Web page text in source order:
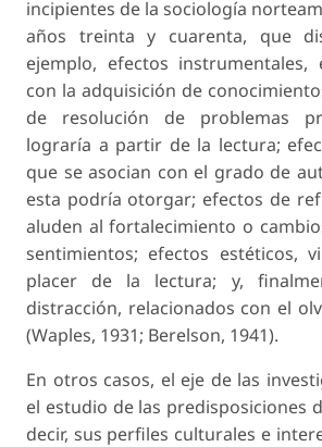
incipientes de la sociología
años treinta y cuarenta, que
ejemplo, efectos instrumentales,
con la adquisición de
de resolución de problemas
lograría a partir de la lectura;
que se asocian con el grado de
esta podría otorgar; efectos de
aluden al fortalecimiento o
sentimientos; efectos estéticos,
placer de la lectura; y,
distracción, relacionados con el
(Waples, 1931; Berelson, 1941).
En otros casos, el eje de las
el estudio de las predisposiciones
decir, sus perfiles culturales e